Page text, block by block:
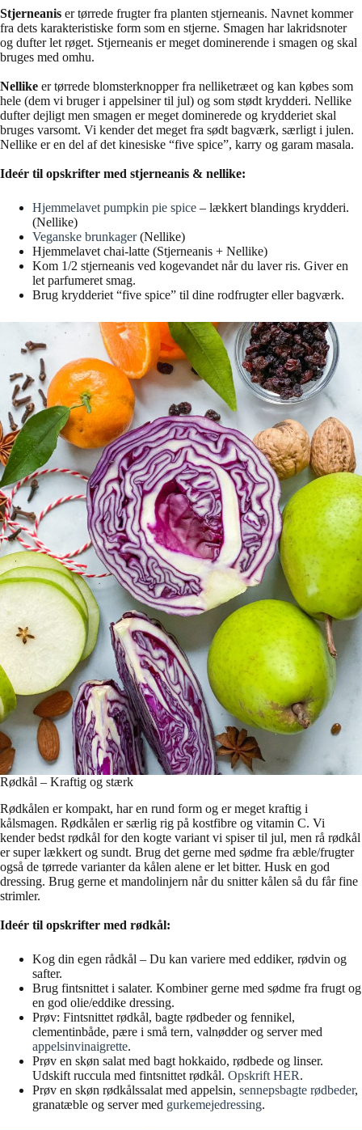
Stjerneanis er tørrede frugter fra planten stjerneanis. Navnet kommer
fra dets karakteristiske form som en stjerne. Smagen har lakridsnoter
og dufter let røget. Stjerneanis er meget dominerende i smagen og skal
bruges med omhu.
Nellike er tørrede blomsterknopper fra nelliketræet og kan købes som
hele (dem vi bruger i appelsiner til jul) og som stødt krydderi. Nellike
dufter dejligt men smagen er meget dominerede og krydderiet skal
bruges varsomt. Vi kender det meget fra sødt bagværk, særligt i julen.
Nellike er en del af det kinesiske “five spice”, karry og garam masala.
Ideér til opskrifter med stjerneanis & nellike:
Hjemmelavet pumpkin pie spice – lækkert blandings krydderi.
(Nellike)
Veganske brunkager(Nellike)
Hjemmelavet chai-latte (Stjerneanis + Nellike)
Kom 1/2 stjerneanis ved kogevandet når du laver ris. Giver en
let parfumeret smag.
Brug krydderiet “five spice” til dine rodfrugter eller bagværk.
Rødkål – Kraftig og stærk
Rødkålen er kompakt, har en rund form og er meget kraftig i
kålsmagen. Rødkålen er særlig rig på kostfibre og vitamin C. Vi
kender bedst rødkål for den kogte variant vi spiser til jul, men rå rødkål
er super lækkert og sundt. Brug det gerne med sødme fra æble/frugter
også de tørrede varianter da kålen alene er let bitter. Husk en god
dressing. Brug gerne et mandolinjern når du snitter kålen så du får fine
strimler.
Ideér til opskrifter med rødkål:
Kog din egen rådkål – Du kan variere med eddiker, rødvin og
safter.
Brug fintsnittet i salater. Kombiner gerne med sødme fra frugt og
en god olie/eddike dressing.
Prøv: Fintsnittet rødkål, bagte rødbeder og fennikel,
clementinbåde, pære i små tern, valnødder og server med
appelsinvinaigrette.
Prøv en skøn salat med bagt hokkaido, rødbede og linser.
Udskift ruccula med fintsnittet rødkål. Opskrift HER.
Prøv en skøn rødkålssalat med appelsin, sennepsbagte rødbeder,
granatæble og server med gurkemejedressing.